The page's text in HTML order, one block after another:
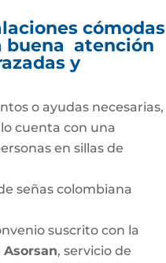
cómodas
buena atención
y
o ayudas necesarias,
cuenta con una
en sillas de
señas colombiana
suscrito con la
Asorsan, servicio de